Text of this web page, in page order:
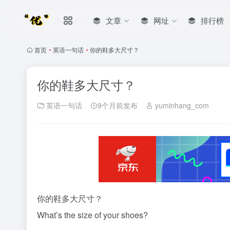
文章 网址 排行榜
首页 • 英语一句话 • 你的鞋多大尺寸？
你的鞋多大尺寸？
英语一句话 9个月前发布 yuminhang_com
你的鞋多大尺寸？
What’s the size of your shoes?